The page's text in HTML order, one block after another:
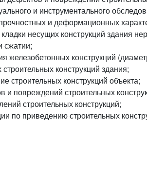
и инструментального
и деформационных
несущих конструкций здания
сжатии;
железобетонных конструкций
конструкций здания;
строительных конструкций объекта;
повреждений строительных
строительных конструкций;
приведению строительных